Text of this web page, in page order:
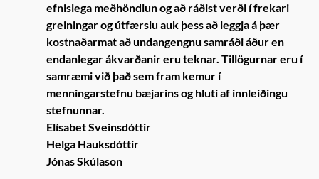
efnislega meðhöndlun og að ráðist verði í frekari
greiningar og útfærslu auk þess að leggja á þær
kostnaðarmat að undangengnu samráði áður en
endanlegar ákvarðanir eru teknar. Tillögurnar eru í
samræmi við það sem fram kemur í
menningarstefnu bæjarins og hluti af innleiðingu
stefnunnar.
Elísabet Sveinsdóttir
Helga Hauksdóttir
Jónas Skúlason